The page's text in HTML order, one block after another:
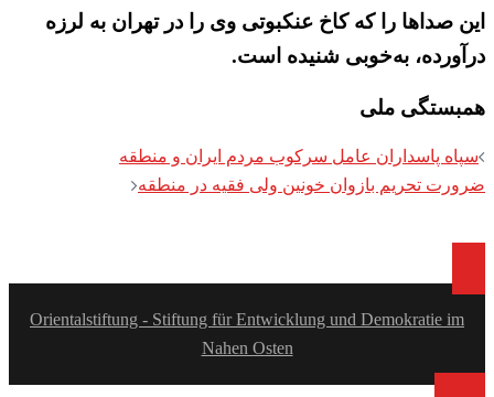
این صداها را که کاخ عنکبوتی وی را در تهران به لرزه
درآورده، به‌خوبی شنیده است.
همبستگی ملی
Post
navigation
سپاه پاسداران عامل سرکوب مردم ایران و منطقه
ضرورت تحریم بازوان خونین ولی فقیه در منطقه
Orientalstiftung - Stiftung für Entwicklung und Demokratie im
Nahen Osten